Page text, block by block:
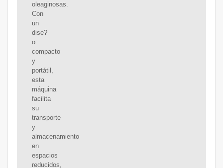
oleaginosas.
Con
un
dise?
o
compacto
y
portátil,
esta
máquina
facilita
su
transporte
y
almacenamiento
en
espacios
reducidos,